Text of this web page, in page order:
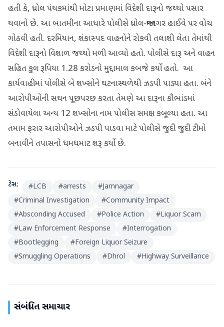
હતી કે, ધ્રોલ પંથકમાંથી મોટા પ્રમાણમાં વિદેશી દારૂનો જથ્થો પસાર
થવાનો છે. આ બાતમીના આધારે પોલીસે ધ્રોલ-જામનગર હાઈવે પર વોચ
ગોઠવી હતી. દરમિયાન, શંકાસ્પદ વાહનોને રોકવી તલાશી લેતા તેમાંથી
વિદેશી દારૂનો વિશાળ જથ્થો મળી આવ્યો હતો. પોલીસે દારૂ અને વાહન
સહિત કુલ રૂપિયા 1.28 કરોડનો મુદ્દામાલ કબજે કર્યો હતો. આ
કાર્યવાહીમાં પોલીસે બે શખ્સોને ઘટનાસ્થળેથી ઝડપી પાડ્યા હતા. બંને
આરોપીઓની સઘન પૂછપરછ કરતા તેમણે આ દારૂના કૌભાંડમાં
સંડોવાયેલા અન્ય 12 શખ્સોના નામ પોલીસ સમક્ષ કબૂલ્યા હતા. આ
તમામ ફરાર આરોપીઓને ઝડપી પાડવા માટે પોલીસે જુદી જુદી ટીમો
બનાવીને તપાસનો ધમધમાટ શરૂ કર્યો છે.
ટેગ્સ: #LCB #arrests #Jamnagar
#Criminal Investigation #Community Impact
#Absconding Accused #Police Action #Liquor Scam
#Law Enforcement Response #Interrogation
#Bootlegging #Foreign Liquor Seizure
#Smuggling Operations #Dhrol #Highway Surveillance
સંબંધિત સમાચાર